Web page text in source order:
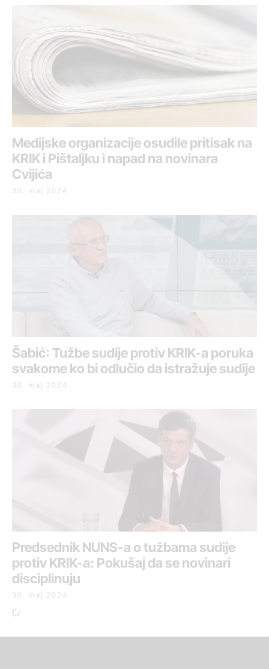
Medijske organizacije osudile pritisak na
KRIK i Pištaljku i napad na novinara
Cvijića
30. maj 2024.
Šabić: Tužbe sudije protiv KRIK-a poruka
svakome ko bi odlučio da istražuje sudije
30. maj 2024.
Predsednik NUNS-a o tužbama sudije
protiv KRIK-a: Pokušaj da se novinari
disciplinuju
30. maj 2024.